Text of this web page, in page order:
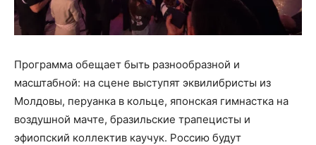
Программа обещает быть разнообразной и
масштабной: на сцене выступят эквилибристы из
Молдовы, перуанка в кольце, японская гимнастка на
воздушной мачте, бразильские трапецисты и
эфиопский коллектив каучук. Россию будут